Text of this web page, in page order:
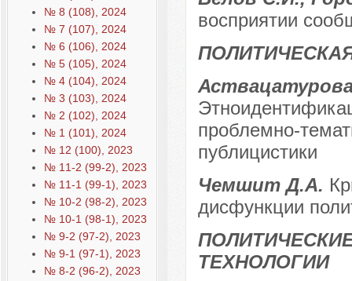
№ 8 (108), 2024
№ 7 (107), 2024
№ 6 (106), 2024
№ 5 (105), 2024
№ 4 (104), 2024
№ 3 (103), 2024
№ 2 (102), 2024
№ 1 (101), 2024
№ 12 (100), 2023
№ 11-2 (99-2), 2023
№ 11-1 (99-1), 2023
№ 10-2 (98-2), 2023
№ 10-1 (98-1), 2023
№ 9-2 (97-2), 2023
№ 9-1 (97-1), 2023
№ 8-2 (96-2), 2023
восприятии
проблемно-
публицистики
Чемшит Д.А.
дисфункции
ТЕХНОЛОГИИ